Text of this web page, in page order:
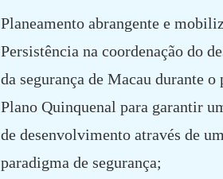
Planeamento abrangente e
Persistência na coordenação do
da segurança de Macau durante o
Plano Quinquenal para garantir
de desenvolvimento através de
paradigma de segurança;